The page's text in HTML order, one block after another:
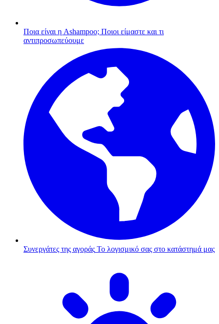
Ποια είναι η Ashampoo; Ποιοι είμαστε και τι
αντιπροσωπεύουμε
Συνεργάτες της αγοράς Το λογισμικό σας στο κατάστημά μας